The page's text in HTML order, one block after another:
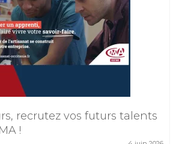
recrutez vos futurs talents
!